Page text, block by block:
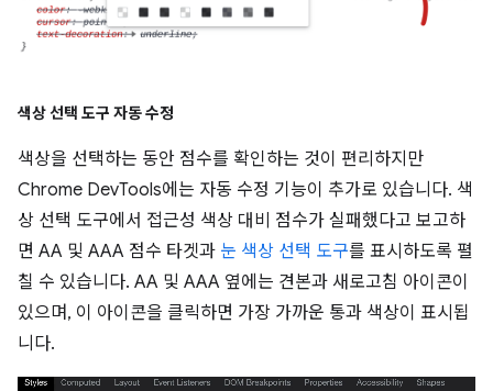
색상 선택 도구 자동 수정
색상을 선택하는 동안 점수를 확인하는 것이 편리하지만
Chrome DevTools에는 자동 수정 기능이 추가로 있습니다. 색
상 선택 도구에서 접근성 색상 대비 점수가 실패했다고 보고하
면 AA 및 AAA 점수 타겟과 눈 색상 선택 도구를 표시하도록 펼
칠 수 있습니다. AA 및 AAA 옆에는 견본과 새로고침 아이콘이
있으며, 이 아이콘을 클릭하면 가장 가까운 통과 색상이 표시됩
니다.